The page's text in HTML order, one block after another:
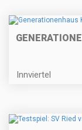
Innviertel